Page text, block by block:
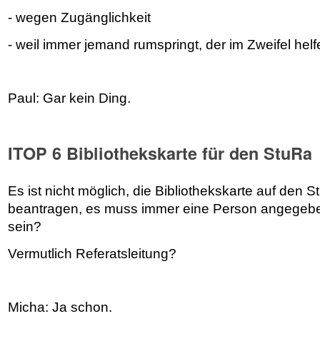
- wegen Zugänglichkeit
- weil immer jemand rumspringt, der im Zweifel
Paul: Gar kein Ding.
ITOP 6 Bibliothekskarte für den StuRa
Es ist nicht möglich, die Bibliothekskarte auf den
beantragen, es muss immer eine Person
sein?
Vermutlich Referatsleitung?
Micha: Ja schon.